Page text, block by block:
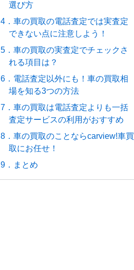
選び方
4．車の買取の電話査定では実査定
できない点に注意しよう！
5．車の買取の実査定でチェックさ
れる項目は？
6．電話査定以外にも！車の買取相
場を知る3つの方法
7．車の買取は電話査定よりも一括
査定サービスの利用がおすすめ
8．車の買取のことならcarview!車買
取にお任せ！
9．まとめ